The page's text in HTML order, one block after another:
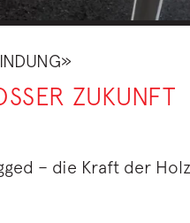
ZUKUNFT
– die Kraft der